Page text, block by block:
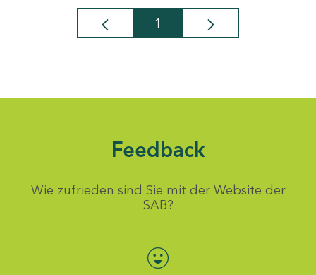
Seite
1
Feedback
Wie zufrieden sind Sie mit der Website der
SAB?
Bewertung auswählen